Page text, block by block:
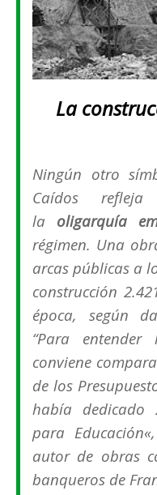
La
Ningún otro
Caídos
la oligarquía
régimen. Una
arcas públicas a
construcción
época, según
“Para
conviene
de los
había dedicado
para Educación
autor de obras
banqueros de